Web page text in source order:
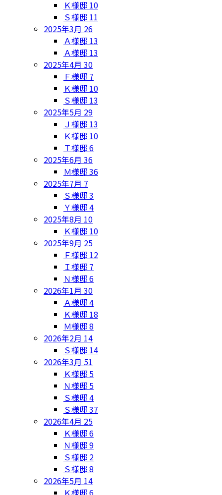
Ｋ様邸 10
Ｓ様邸 11
2025年3月 26
Ａ様邸 13
Ａ様邸 13
2025年4月 30
Ｆ様邸 7
Ｋ様邸 10
Ｓ様邸 13
2025年5月 29
Ｊ様邸 13
Ｋ様邸 10
Ｔ様邸6
2025年6月 36
Ｍ様邸36
2025年7月 7
Ｓ様邸3
Ｙ様邸4
2025年8月 10
Ｋ様邸 10
2025年9月 25
Ｆ様邸 12
Ｉ様邸 7
Ｎ様邸6
2026年1月 30
Ａ様邸4
Ｋ様邸 18
Ｍ様邸8
2026年2月 14
Ｓ様邸 14
2026年3月 51
Ｋ様邸 5
Ｎ様邸 5
Ｓ様邸4
Ｓ様邸37
2026年4月 25
Ｋ様邸6
Ｎ様邸9
Ｓ様邸 2
Ｓ様邸8
2026年5月 14